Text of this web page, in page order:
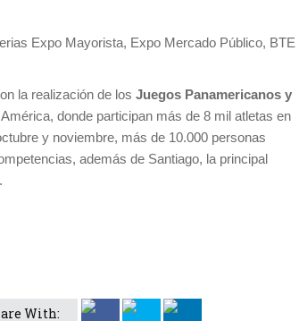
Expo Mayorista, Expo Mercado Público, BTE
la realización de los Juegos Panamericanos y
donde participan más de 8 mil atletas en
y noviembre, más de 10.000 personas
además de Santiago, la principal
With: